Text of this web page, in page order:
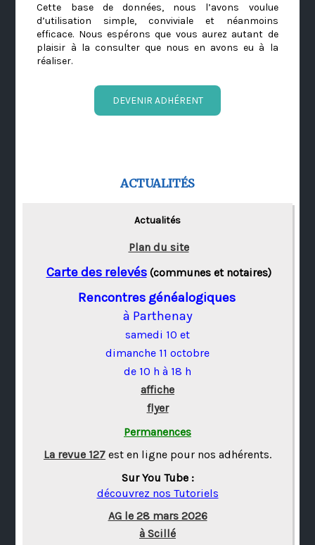
Cette base de données, nous l’avons voulue
d’utilisation simple, conviviale et néanmoins
efficace. Nous espérons que vous aurez autant de
plaisir à la consulter que nous en avons eu à la
réaliser.
DEVENIR ADHÉRENT
ACTUALITÉS
Actualités
Plan du site
Carte des relevés(communes et notaires)
Rencontres généalogiques
à Parthenay
samedi 10 et
dimanche 11 octobre
de 10 h à 18 h
affiche
flyer
Permanences
La revue 127 est en ligne pour nos adhérents.
Sur You Tube :
découvrez nos Tutoriels
AG le 28 mars 2026
à Scillé